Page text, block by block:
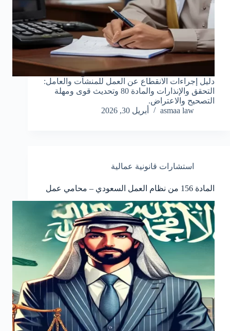
دليل إجراءات الانقطاع عن العمل للمنشآت والعامل:
التحقق والإنذارات والمادة 80 وتحديث قوى ومهلة
التصحيح والاعتراض.
asmaa law
أبريل 30, 2026
استشارات قانونية عمالية
المادة 156 من نظام العمل السعودي – محامي عمل